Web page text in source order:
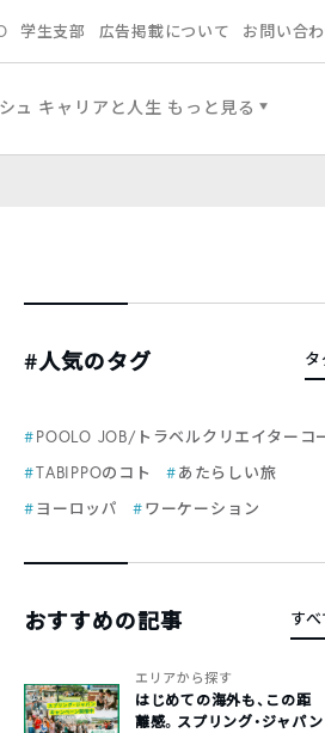
学生支部 広告掲載について お問い合
ュ キャリアと人生 もっと見る
#人気のタグ タ
POOLO JOB/トラベルクリエイターコ
TABIPPOのコト
あたらしい旅
ヨーロッパ
ワーケーション
おすすめの記事 す
エリアから探す
はじめての海外も、この距
離感。スプリング・ジャパン